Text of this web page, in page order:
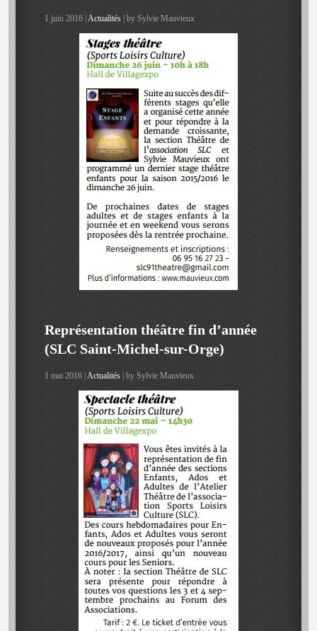
1 juin 2016 |Actualités| by Sylvie Mauvieux
Représentation théâtre fin d’année
(SLC Saint-Michel-sur-Orge)
1 mai 2016 |Actualités| by Sylvie Mauvieux